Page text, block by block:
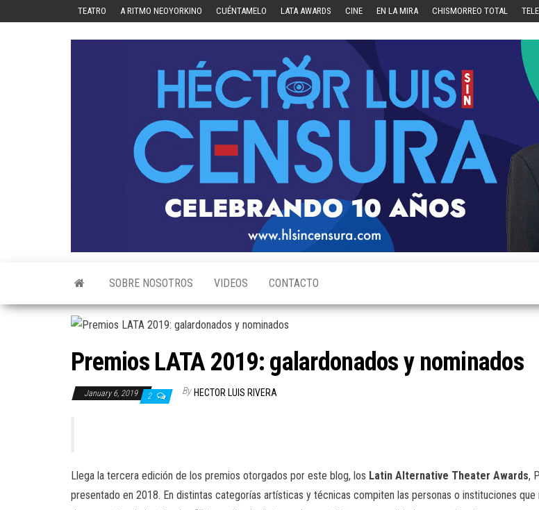
TEATRO A RITMO NEOYORKINO CUÉNTAMELO LATA AWARDS CINE EN LA MIRA CHISMORREO TOTAL
SOBRE NOSOTROS VIDEOS CONTACTO
Premios LATA 2019: galardonados y nominados
January 6, 2019 2 By HECTOR LUIS RIVERA
Llega la tercera edición de los premios otorgados por este blog, los Latin Alternative Theater Awards,
presentado en 2018. En distintas categorías artísticas y técnicas compiten las personas o instituciones